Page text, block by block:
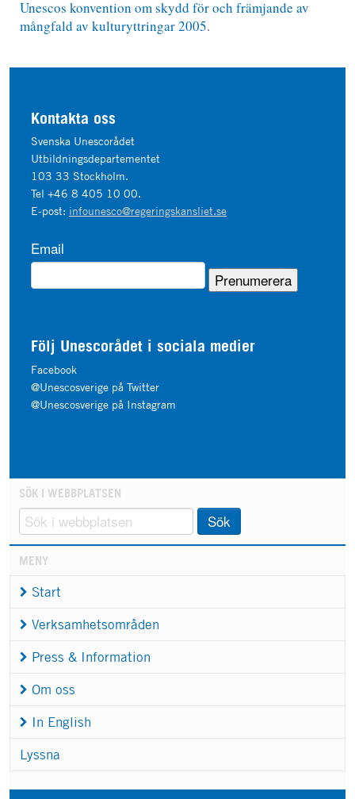
Unescos konvention om skydd för och främjande av
mångfald av kulturyttringar 2005.
Kontakta oss
Svenska Unescorådet
Utbildningsdepartementet
103 33 Stockholm.
Tel +46 8 405 10 00.
E-post: infounesco@regeringskansliet.se
Email
Följ Unescorådet i sociala medier
Facebook
@Unescosverige på Twitter
@Unescosverige på Instagram
SÖK I WEBBPLATSEN
Sök
MENY
Start
Verksamhetsområden
Press & Information
Om oss
In English
Lyssna